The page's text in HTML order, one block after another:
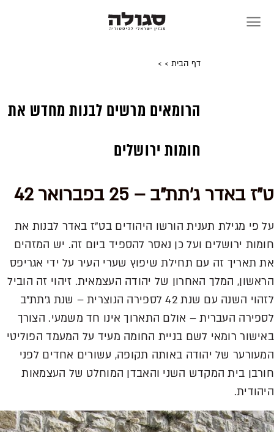
דף הבית >
>
הרומאים מרשים לבנות מחדש את
חומות ירושלים
ט"ז באדר ג'תת"ב – 25 בפברואר 42
על פי מגילת תענית הורשו היהודים בט"ז באדר לבנות את
חומות ירושלים ועל כן נאסר להספיד ביום זה. יש המזהים
את תאריך זה עם תחילת שיפוץ שערי העיר על ידי אגריפס
הראשון, המלך האחרון של יהודה העצמאית. זיהוי זה הוביל
לזהוי השנה עם שנת 42 לספירה הנוצרית – שנת ג'תת"ב
לספירה העברית – אולם התארוך אינו חד משמעי. הצורך
באישור רומאי לשם בניית החומה מעיד על המעמד הפוליטי
המעורער של יהודה באותה תקופה, עשורים אחדים לפני
חורבן בית המקדש השני והאבדן המוחלט של העצמאות
היהודית.